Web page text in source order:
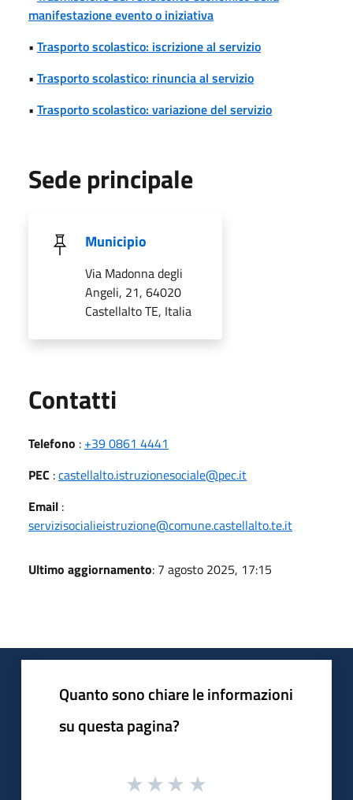
manifestazione evento o iniziativa
• Trasporto scolastico: iscrizione al servizio
• Trasporto scolastico: rinuncia al servizio
• Trasporto scolastico: variazione del servizio
Sede principale
Municipio
Via Madonna degli
Angeli, 21, 64020
Castellalto TE, Italia
Contatti
Telefono : +39 0861 4441
PEC :castellalto.istruzionesociale@pec.it
Email :
servizisocialieistruzione@comune.castellalto.te.it
Ultimo aggiornamento: 7 agosto 2025, 17:15
Quanto sono chiare le informazioni
su questa pagina?